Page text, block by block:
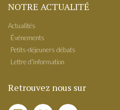
NOTRE ACTUALITÉ
Actualités
É​vénements
Petits-déjeuners débats
Lettre d'information
Retrouvez nous sur